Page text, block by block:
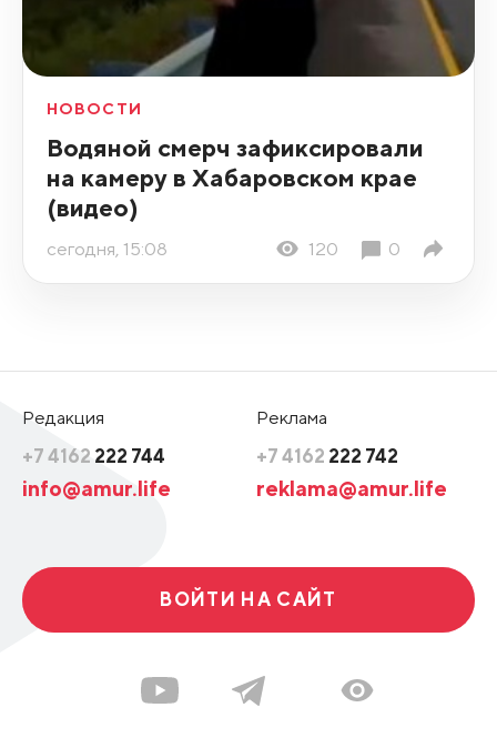
НОВОСТИ
Водяной смерч зафиксировали
на камеру в Хабаровском крае
(видео)
сегодня, 15:08 120 0
Редакция
+7 4162 222 744
info@amur.life
Реклама
+7 4162 222 742
reklama@amur.life
ВОЙТИ НА САЙТ